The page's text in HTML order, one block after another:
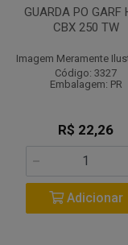
GUARDA PO GARF
CBX 250 TW
Imagem Meramente
Código: 3327
Embalagem: PR
R$ 22,26
Adicionar